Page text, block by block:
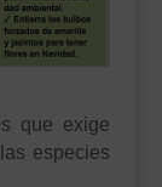
que exige
especies